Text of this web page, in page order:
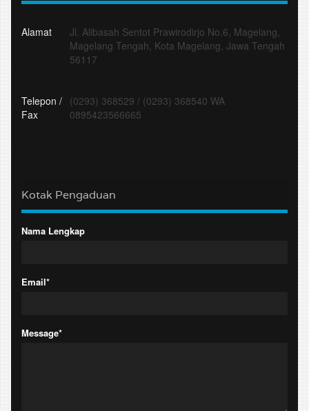
Alamat
Jl. Alibasah Sentot Prawirodirjo No.6, Magelang,
Magelang Tengah, Kota Magelang, Jawa Tengah
56117
Telepon /
Fax
(0293) 368529 / (0293) 368540 WA
0895423566665
Kotak Pengaduan
Nama Lengkap
Email*
Message*